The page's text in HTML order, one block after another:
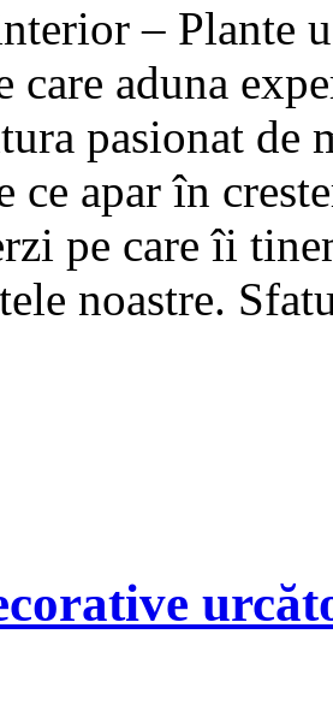
– Plante
care aduna
pasionat de
ce apar în
pe care îi
noastre.